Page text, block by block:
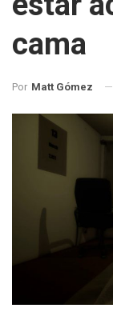
cama
Por Matt Gómez